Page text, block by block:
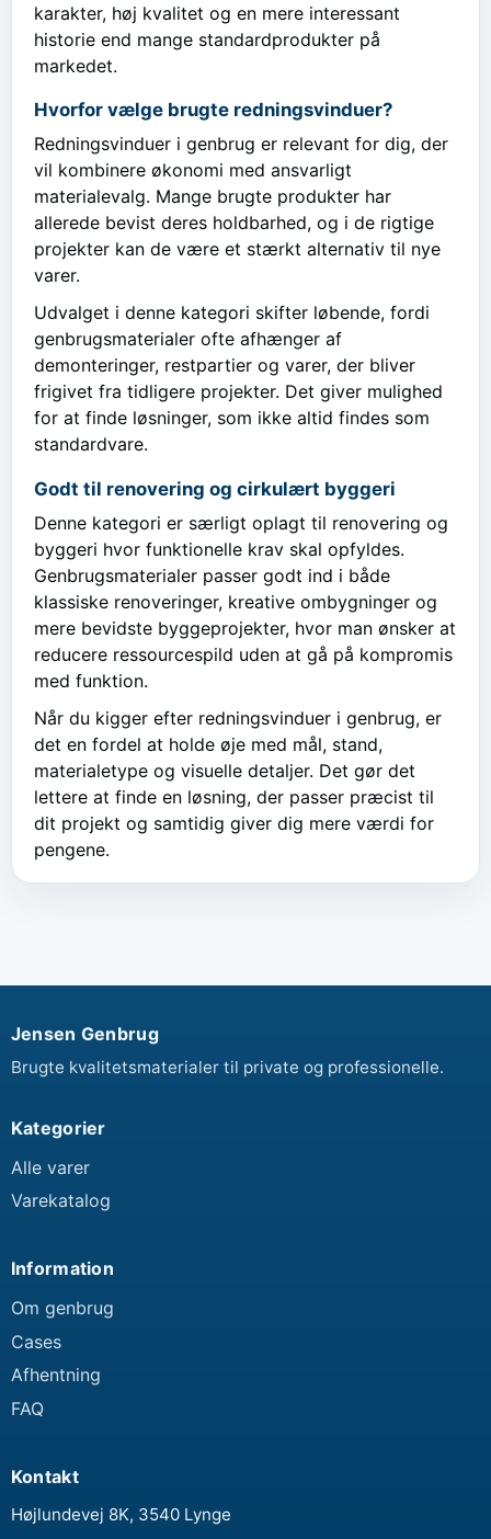
karakter, høj kvalitet og en mere interessant
historie end mange standardprodukter på
markedet.
Hvorfor vælge brugte redningsvinduer?
Redningsvinduer i genbrug er relevant for dig, der
vil kombinere økonomi med ansvarligt
materialevalg. Mange brugte produkter har
allerede bevist deres holdbarhed, og i de rigtige
projekter kan de være et stærkt alternativ til nye
varer.
Udvalget i denne kategori skifter løbende, fordi
genbrugsmaterialer ofte afhænger af
demonteringer, restpartier og varer, der bliver
frigivet fra tidligere projekter. Det giver mulighed
for at finde løsninger, som ikke altid findes som
standardvare.
Godt til renovering og cirkulært byggeri
Denne kategori er særligt oplagt til renovering og
byggeri hvor funktionelle krav skal opfyldes.
Genbrugsmaterialer passer godt ind i både
klassiske renoveringer, kreative ombygninger og
mere bevidste byggeprojekter, hvor man ønsker at
reducere ressourcespild uden at gå på kompromis
med funktion.
Når du kigger efter redningsvinduer i genbrug, er
det en fordel at holde øje med mål, stand,
materialetype og visuelle detaljer. Det gør det
lettere at finde en løsning, der passer præcist til
dit projekt og samtidig giver dig mere værdi for
pengene.
Jensen Genbrug
Brugte kvalitetsmaterialer til private og professionelle.
Kategorier
Alle varer
Varekatalog
Information
Om genbrug
Cases
Afhentning
FAQ
Kontakt
Højlundevej 8K, 3540 Lynge